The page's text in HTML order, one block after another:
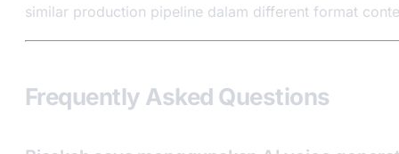
similar production pipeline dalam different format
Frequently Asked Questions